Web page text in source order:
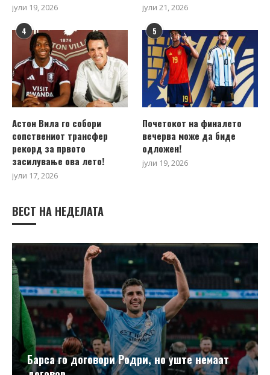
јули 19, 2026 јули 21, 2026
4
Астон Вила го собори
сопствениот трансфер
рекорд за првото
засилување ова лето!
јули 17, 2026
5
Почетокот на финалето
вечерва може да биде
одложен!
јули 19, 2026
ВЕСТ НА НЕДЕЛАТА
Барса го договори Родри, но уште немаат